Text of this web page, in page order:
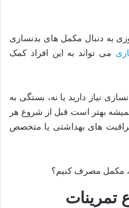
به دنبال مکمل های بدنسازی
می تواند به این افراد کمک
نیاز دارید یا نه، بستگی به
بهتر است قبل از شروع هر
های بهداشتی یا متخصص
تمرینات